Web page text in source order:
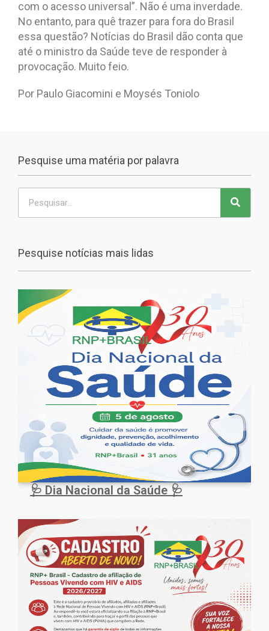
com o acesso universal”. Não é uma inverdade.
No entanto, para quê trazer para fora do Brasil
essa questão? Notícias do Brasil dão conta que
até o ministro da Saúde teve de responder à
provocação. Muito feio.
Por Paulo Giacomini e Moysés Toniolo
Pesquise uma matéria por palavra
Pesquise notícias mais lidas
🩺 Dia Nacional da Saúde 🩺